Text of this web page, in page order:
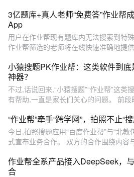
3亿题库+真人老师“免费答”作业帮
App
用户在作业帮现有题库内无法搜索到特
作业帮筛选的老师将在线快速准确地提
小猿搜题PK作业帮：这类软件到
神器？
不过,话说回来,“小猿搜题”“作业帮”这类
有帮助,一直是家长们关心的问题。 前段
“作业帮”牵手“跨学网”，拍照不止“
今日,拍照搜题应用“百度作业帮”与“北
式宣布业务合作。 双方的合作围绕内容
作业帮全系产品接入DeepSeek，
合